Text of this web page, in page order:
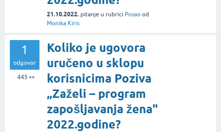
21.10.2022. pitanje u rubrici Posao od
Monika Kiris
1
odgovor
445 👀
Koliko je ugovora
uručeno u sklopu
korisnicima Poziva
„Zaželi – program
zapošljavanja žena"
2022.godine?